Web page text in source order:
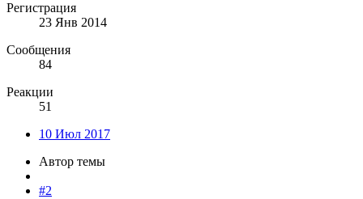
Регистрация
23 Янв 2014
Сообщения
84
Реакции
51
10 Июл 2017
Автор темы
#2